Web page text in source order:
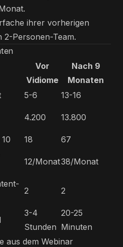
ihrer vorherigen
2-Personen-Team.
Vor
Vidiome
Nach 9
Monaten
5-6
13-16
4.200 13.800
18
67
12/Monat38/Monat
2 2
3-4
Stunden
20-25
Minuten
aus dem Webinar